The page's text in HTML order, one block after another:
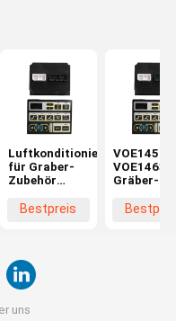
Luftkonditionierungsgerät
für Graber-
Zubehör
Monitor-
EC330 EC180
Bestpreis
Gräber-
Zubehör
uns